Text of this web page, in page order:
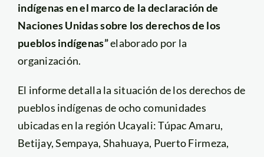
indígenas en el marco de la declaración de
Naciones Unidas sobre los derechos de los
pueblos indígenas”elaborado por la
organización.
El informe detalla la situación de los derechos de
pueblos indígenas de ocho comunidades
ubicadas en la región Ucayali: Túpac Amaru,
Betijay, Sempaya, Shahuaya, Puerto Firmeza,